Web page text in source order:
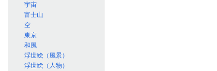
宇宙
富士山
空
東京
和風
浮世絵（風景）
浮世絵（人物）